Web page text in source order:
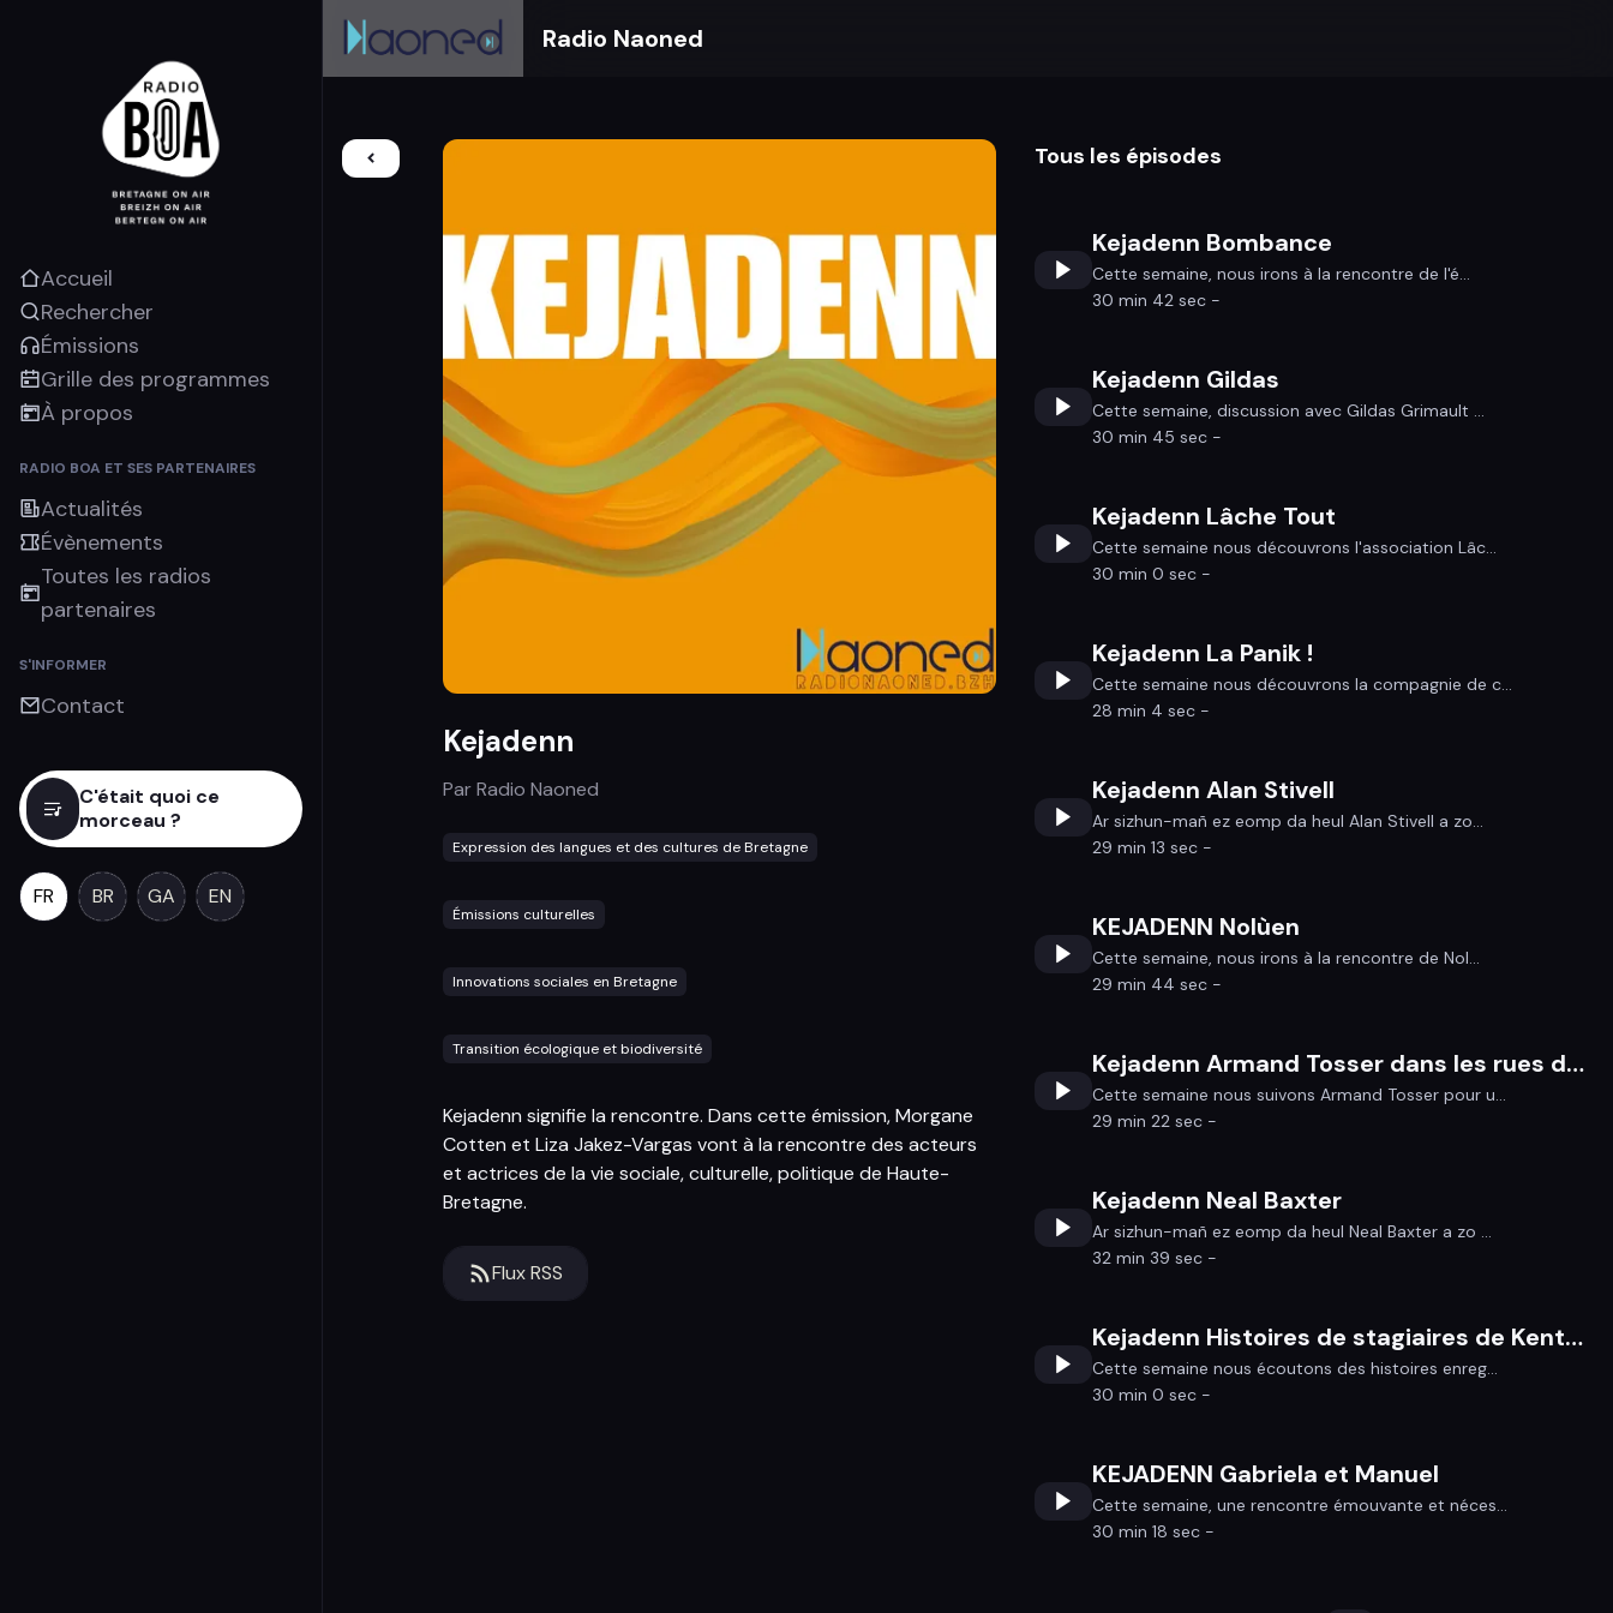
Accueil
Rechercher
Émissions
Grille des programmes
À propos
RADIO BOA ET SES PARTENAIRES
Actualités
Évènements
Toutes les radios
partenaires
S'INFORMER
Contact
C'était quoi ce
morceau ?
FR BR GA EN
Radio Naoned
Kejadenn
ParRadio Naoned
Expression des langues et des cultures de Bretagne
Émissions culturelles
Innovations sociales en Bretagne
Transition écologique et biodiversité
Kejadenn signifie la rencontre. Dans cette émission, Morgane
Cotten et Liza Jakez-Vargas vont à la rencontre des acteurs
et actrices de la vie sociale, culturelle, politique de Haute-
Bretagne.
Flux RSS
Tous les épisodes
Kejadenn Bombance
Cette semaine, nous irons à la rencontre de l'é...
30 min 42 sec -
Kejadenn Gildas
Cette semaine, discussion avec Gildas Grimault ...
30 min 45 sec -
Kejadenn Lâche Tout
Cette semaine nous découvrons l'association Lâc...
30 min 0 sec -
Kejadenn La Panik !
Cette semaine nous découvrons la compagnie de c...
28 min 4 sec -
Kejadenn Alan Stivell
Ar sizhun-mañ ez eomp da heul Alan Stivell a zo...
29 min 13 sec -
KEJADENN Nolùen
Cette semaine, nous irons à la rencontre de Nol...
29 min 44 sec -
Kejadenn Armand Tosser dans les rues de Chantenay
Cette semaine nous suivons Armand Tosser pour u...
29 min 22 sec -
Kejadenn Neal Baxter
Ar sizhun-mañ ez eomp da heul Neal Baxter a zo ...
32 min 39 sec -
Kejadenn Histoires de stagiaires de Kentelioù an Noz et de Skol an Emsav
Cette semaine nous écoutons des histoires enreg...
30 min 0 sec -
KEJADENN Gabriela et Manuel
Cette semaine, une rencontre émouvante et néces...
30 min 18 sec -